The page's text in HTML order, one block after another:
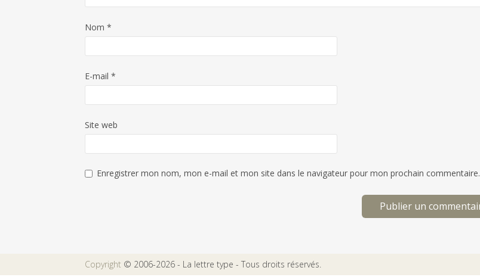
Nom *
E-mail *
Site web
Enregistrer mon nom, mon e-mail et mon site dans le navigateur pour mon prochain commentaire.
Copyright © 2006-2026 - La lettre type - Tous droits réservés.